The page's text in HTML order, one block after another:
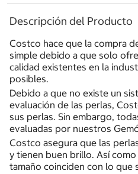
Descripción del Producto
Costco hace que la compra
simple debido a que solo
calidad existentes en la
posibles.
Debido a que no existe un
evaluación de las perlas,
sus perlas. Sin embargo,
evaluadas por nuestros
Costco asegura que las
y tienen buen brillo. Así
tamaño coinciden con lo que